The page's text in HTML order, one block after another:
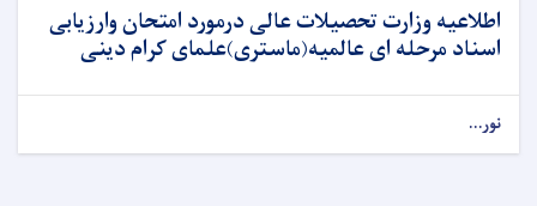
اطلاعیه وزارت تحصیلات عالی درمورد امتحان وارزیابی
اسناد مرحله ای عالمیه(ماستری)علمای کرام دینی
نور...